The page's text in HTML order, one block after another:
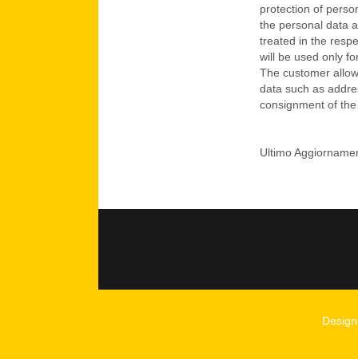
protection of
the personal data
treated in the
will be used only
The customer
data such as
consignment of
Ultimo